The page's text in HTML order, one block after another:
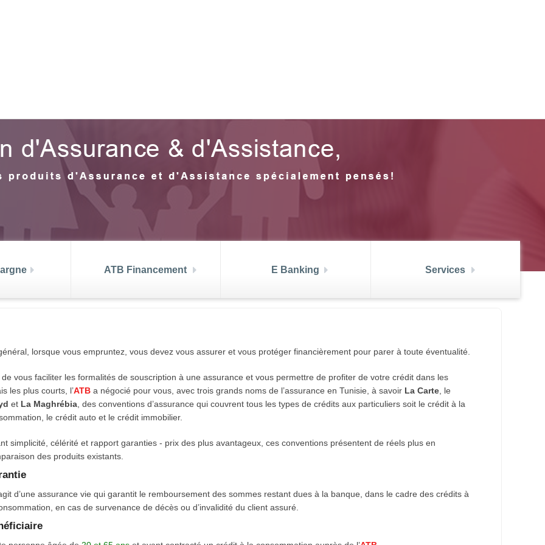
Nos Packs Transfert d'argent
soit un intérêt
0.5% pour l’épargne
moins un an et à 1%
depuis deux ans et
de trésorerie, économiser pour réaliser vos
envies ou tout simplement mettre de l'argent
de côté, tout en en gardant la parfaite
utilisation ?
vous offre tous les avantages de l’épargne
et vous apporte plus de liberté dans
l’utilisation de votre compte. Grâce à cette
carte vous pouvez, 7 jours sur 7 et 24
ATB Financement E Banking
votre
Services
de change Placement Gestion de portefeuille
lorsque vous empruntez, vous devez vous assurer et vous protéger financièrement pour parer à toute éventualité.
de vous faciliter les formalités de souscription à une assurance et vous permettre de profiter de votre crédit dans les
les plus courts, l’ATBa négocié pour vous, avec trois grands noms de l’assurance en Tunisie, à savoir La Carte, le
et La Maghrébia, des conventions d’assurance qui couvrent tous les types de crédits aux particuliers soit le crédit à la
le crédit auto et le crédit immobilier.
simplicité, célérité et rapport garanties - prix des plus avantageux, ces conventions présentent de réels plus en
des produits existants.
d’une assurance vie qui garantit le remboursement des sommes restant dues à la banque, dans le cadre des crédits à
en cas de survenance de décès ou d’invalidité du client assuré.